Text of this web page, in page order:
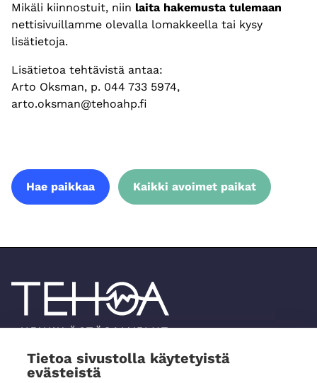
Tietoa sivustolla käytetyistä
evästeistä
Mikäli kiinnostuit, niin laita hakemusta tulemaan
nettisivuillamme olevalla lomakkeella tai kysy
lisätietoja.
Lisätietoa tehtävistä antaa:
Arto Oksman, p. 044 733 5974,
arto.oksman@tehoahp.fi
Hae paikkaa Kaikki avoimet paikat
Tehoa Henkilöstöpalvelut Oy